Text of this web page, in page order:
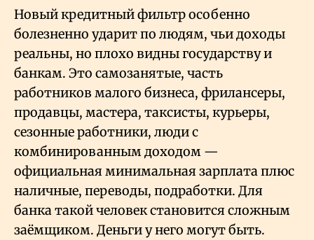
Новый кредитный фильтр особенно
болезненно ударит по людям, чьи доходы
реальны, но плохо видны государству и
банкам. Это самозанятые, часть
работников малого бизнеса, фрилансеры,
продавцы, мастера, таксисты, курьеры,
сезонные работники, люди с
комбинированным доходом —
официальная минимальная зарплата плюс
наличные, переводы, подработки. Для
банка такой человек становится сложным
заёмщиком. Деньги у него могут быть.